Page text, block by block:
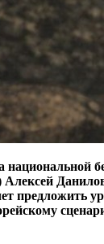
национальной
Данилов
предложить